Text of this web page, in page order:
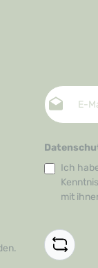
E-Mail-
Ich
mit